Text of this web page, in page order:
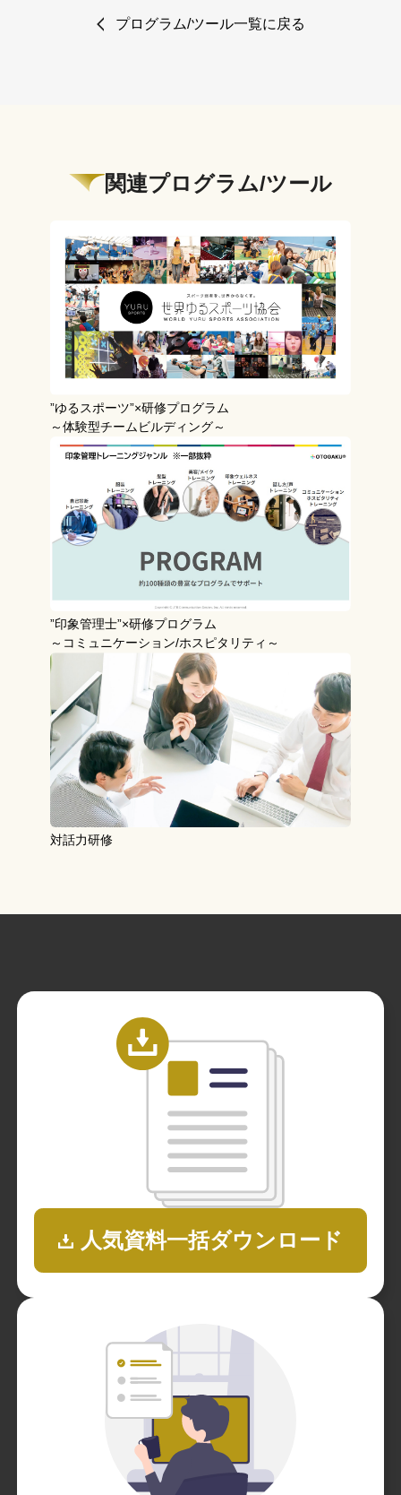
プログラム/ツール一覧に戻る
関連プログラム/ツール
”ゆるスポーツ”×研修プログラム
～体験型チームビルディング～
”印象管理士”×研修プログラム
～コミュニケーション/ホスピタリティ～
対話力研修
人気資料一括ダウンロード